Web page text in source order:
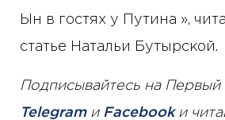
Ын в гостях у Путина »,
статье Натальи Бутырской.
Подписывайтесь на Первый
Telegramи Facebookи